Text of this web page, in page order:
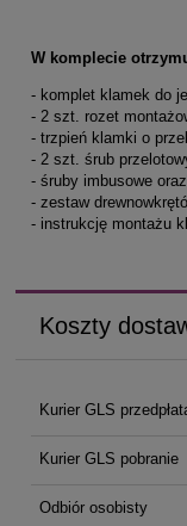
W komplecie
- komplet klamek do
- 2 szt. rozet
- trzpień klamki o
- 2 szt. śrub
- śruby imbusowe
- zestaw
- instrukcję montażu
Koszty
Cena nie zawiera
Kurier GLS
Kurier GLS pobranie
Odbiór osobisty